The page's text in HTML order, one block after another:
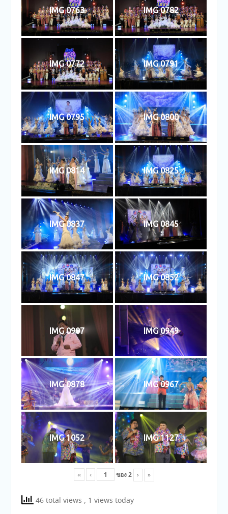
IMG 0763 IMG 0782
IMG 0772 IMG 0791
IMG 0795 IMG 0800
IMG 0814 IMG 0825
IMG 0837 IMG 0845
IMG 0847 IMG 0852
IMG 0907 IMG 0949
IMG 0878 IMG 0967
IMG 1052 IMG 1127
« ‹ ของ2 › »
46 total views , 1 views today